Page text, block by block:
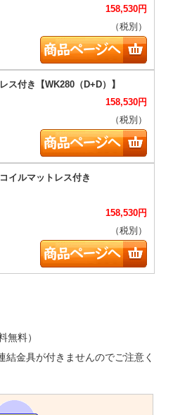
158,530円
（税別）
158,530円
（税別）
158,530円
（税別）
無料）
金具が付きませんのでご注意く